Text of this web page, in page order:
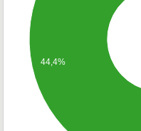
44,4%